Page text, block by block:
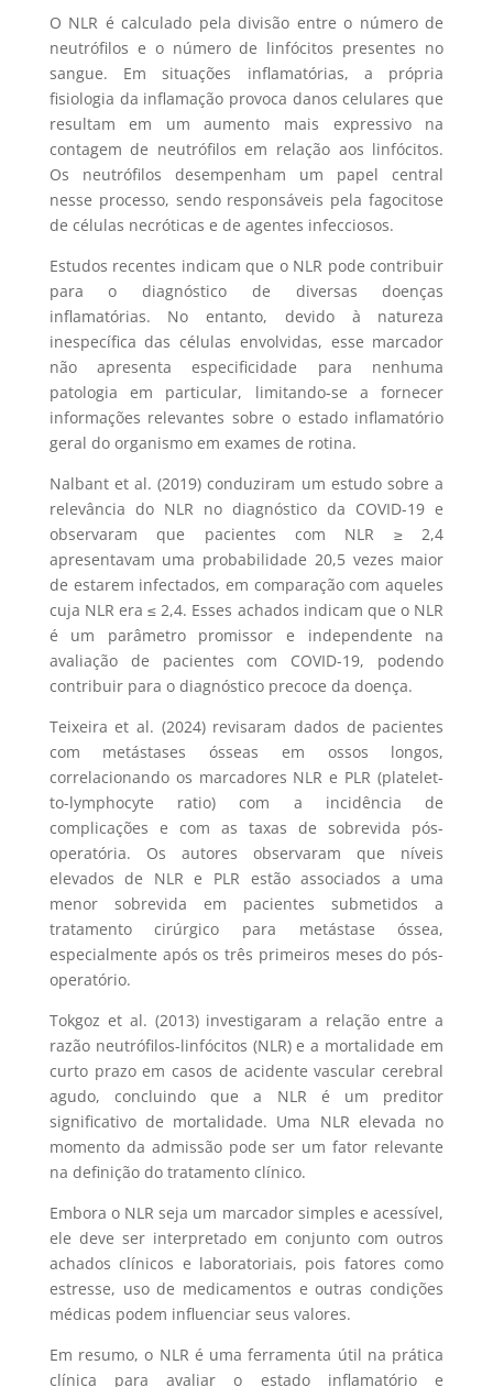
O NLR é calculado pela divisão entre o número de
neutrófilos e o número de linfócitos presentes no
sangue. Em situações inflamatórias, a própria
fisiologia da inflamação provoca danos celulares que
resultam em um aumento mais expressivo na
contagem de neutrófilos em relação aos linfócitos.
Os neutrófilos desempenham um papel central
nesse processo, sendo responsáveis pela fagocitose
de células necróticas e de agentes infecciosos.
Estudos recentes indicam que o NLR pode contribuir
para o diagnóstico de diversas doenças
inflamatórias. No entanto, devido à natureza
inespecífica das células envolvidas, esse marcador
não apresenta especificidade para nenhuma
patologia em particular, limitando-se a fornecer
informações relevantes sobre o estado inflamatório
geral do organismo em exames de rotina.
Nalbant et al. (2019) conduziram um estudo sobre a
relevância do NLR no diagnóstico da COVID-19 e
observaram que pacientes com NLR ≥ 2,4
apresentavam uma probabilidade 20,5 vezes maior
de estarem infectados, em comparação com aqueles
cuja NLR era ≤ 2,4. Esses achados indicam que o NLR
é um parâmetro promissor e independente na
avaliação de pacientes com COVID-19, podendo
contribuir para o diagnóstico precoce da doença.
Teixeira et al. (2024) revisaram dados de pacientes
com metástases ósseas em ossos longos,
correlacionando os marcadores NLR e PLR (platelet-
to-lymphocyte ratio) com a incidência de
complicações e com as taxas de sobrevida pós-
operatória. Os autores observaram que níveis
elevados de NLR e PLR estão associados a uma
menor sobrevida em pacientes submetidos a
tratamento cirúrgico para metástase óssea,
especialmente após os três primeiros meses do pós-
operatório.
Tokgoz et al. (2013) investigaram a relação entre a
razão neutrófilos-linfócitos (NLR) e a mortalidade em
curto prazo em casos de acidente vascular cerebral
agudo, concluindo que a NLR é um preditor
significativo de mortalidade. Uma NLR elevada no
momento da admissão pode ser um fator relevante
na definição do tratamento clínico.
Embora o NLR seja um marcador simples e acessível,
ele deve ser interpretado em conjunto com outros
achados clínicos e laboratoriais, pois fatores como
estresse, uso de medicamentos e outras condições
médicas podem influenciar seus valores.
Em resumo, o NLR é uma ferramenta útil na prática
clínica para avaliar o estado inflamatório e